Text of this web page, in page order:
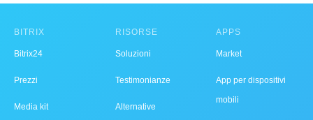
BITRIX
Bitrix24
Prezzi
Media kit
RISORSE
Soluzioni
Testimonianze
Alternative
APPS
Market
App per dispositivi
mobili